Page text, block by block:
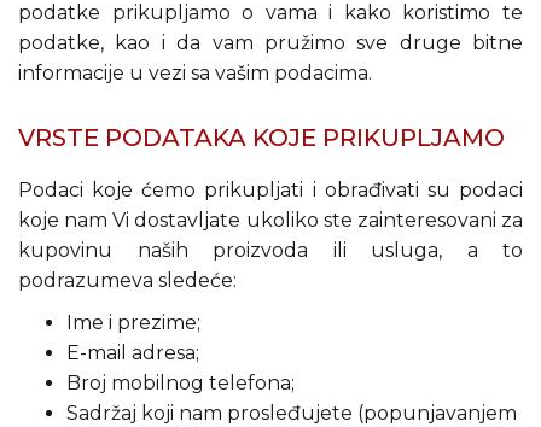
podatke prikupljamo o vama i kako koristimo te
podatke, kao i da vam pružimo sve druge bitne
informacije u vezi sa vašim podacima.
VRSTE PODATAKA KOJE PRIKUPLJAMO
Podaci koje ćemo prikupljati i obrađivati su podaci
koje nam Vi dostavljate ukoliko ste zainteresovani za
kupovinu naših proizvoda ili usluga, a to
podrazumeva sledeće:
Ime i prezime;
E-mail adresa;
Broj mobilnog telefona;
Sadržaj koji nam prosleđujete (popunjavanjem